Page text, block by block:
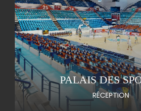
PALAIS DES
RÉCEPTION